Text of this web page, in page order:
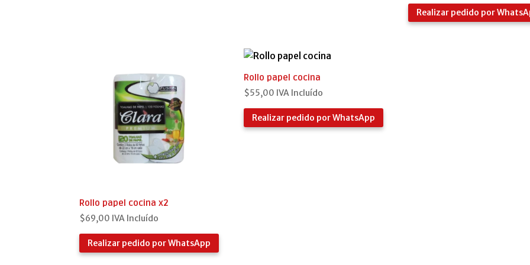
Realizar pedido por
Rollo papel cocina x2
$69,00 IVA Incluído
Realizar pedido por WhatsApp
Rollo papel cocina
$55,00 IVA Incluído
Realizar pedido por WhatsApp